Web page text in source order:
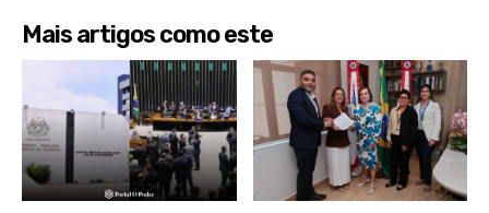
Mais artigos como este